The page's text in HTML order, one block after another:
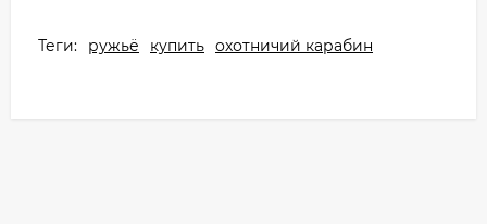
Теги: ружьё купить охотничий карабин